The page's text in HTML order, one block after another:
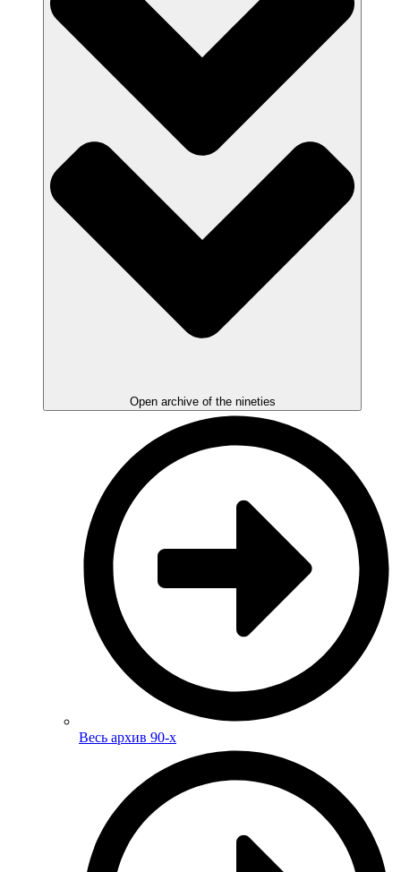
Open archive of the nineties
Весь архив 90-х